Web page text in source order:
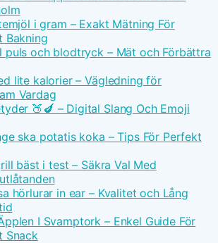
i gram – Exakt Mätning För
Bakning
puls och blodtryck – Mät och Förbättra
lite kalorier – Vägledning för
Vardag
🍑🍆 – Digital Slang Och Emoji
ska potatis koka – Tips För Perfekt
bäst i test – Säkra Val Med
hörlurar in ear – Kvalitet och Lång
I Svamptork – Enkel Guide För
Snack